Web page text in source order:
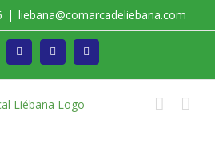
| liebana@comarcadeliebana.com
Twitter Instagram